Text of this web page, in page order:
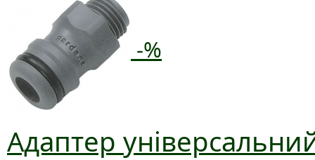
-%
Адаптер